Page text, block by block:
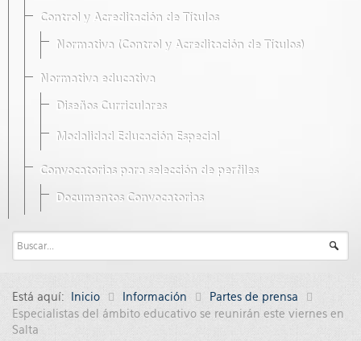
Control y Acreditación de Títulos
Normativa (Control y Acreditación de Títulos)
Normativa educativa
Diseños Curriculares
Modalidad Educación Especial
Convocatorias para selección de perfiles
Documentos Convocatorias
Está aquí: Inicio Información
Partes de prensa
Especialistas del ámbito educativo se reunirán este viernes en
Salta